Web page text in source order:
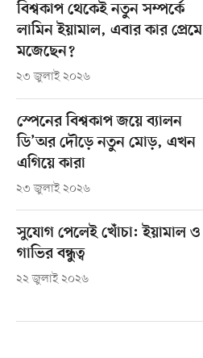
বিশ্বকাপ থেকেই নতুন সম্পর্কে
লামিন ইয়ামাল, এবার কার প্রেমে
মজেছেন?
২৩ জুলাই ২০২৬
স্পেনের বিশ্বকাপ জয়ে ব্যালন
ডি’অর দৌড়ে নতুন মোড়, এখন
এগিয়ে কারা
২৩ জুলাই ২০২৬
সুযোগ পেলেই খোঁচা: ইয়ামাল ও
গাভির বন্ধুত্ব
২২ জুলাই ২০২৬